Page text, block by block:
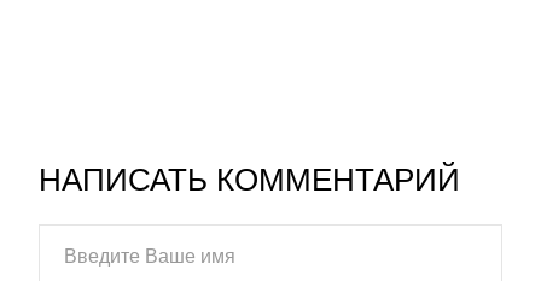
НАПИСАТЬ КОММЕНТАРИЙ